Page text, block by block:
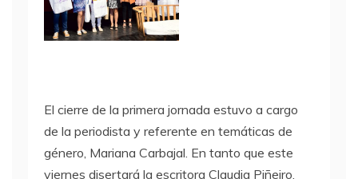
El cierre de la primera jornada estuvo a cargo
de la periodista y referente en temáticas de
género, Mariana Carbajal. En tanto que este
viernes disertará la escritora Claudia Piñeiro.